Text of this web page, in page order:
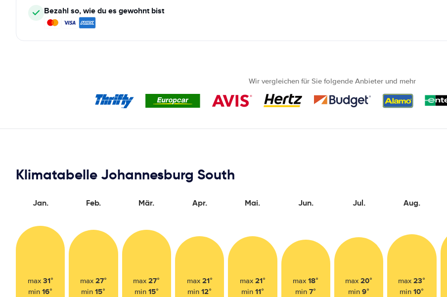
Bezahl so, wie du es gewohnt bist
Wir vergleichen für Sie folgende Anbieter und mehr
Klimatabelle Johannesburg South
Jan.
max 31°
min16°
Feb.
max 27°
min15°
Mär.
max27°
min 15°
Apr.
max 21°
min12°
Mai.
max 21°
min 11°
Jun.
max18°
min7°
Jul.
max20°
min9°
Aug.
max23°
min10°